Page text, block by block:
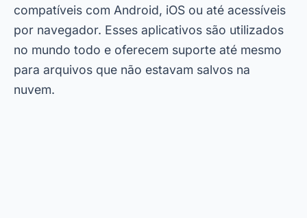
compatíveis com Android, iOS ou até acessíveis
por navegador. Esses aplicativos são utilizados
no mundo todo e oferecem suporte até mesmo
para arquivos que não estavam salvos na
nuvem.